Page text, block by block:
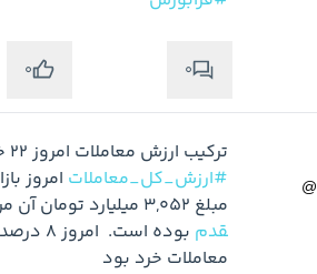
0
0
@
ترکیب ارزش معاملات امروز 22 خرداد 1403
#ارزش_کل_معاملات
مبلغ 3,052 میلیارد تومان آن مربوط به معاملات
قدم بوده است.  امروز 8 درصد از کل
معاملات خرد بود